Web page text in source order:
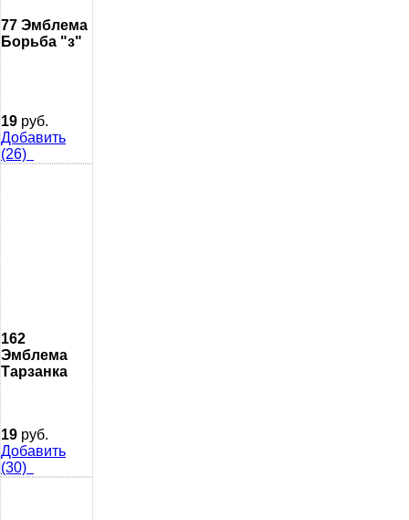
77 Эмблема
Борьба "з"
19 руб.
Добавить
(26)
162
Эмблема
Тарзанка
19 руб.
Добавить
(30)